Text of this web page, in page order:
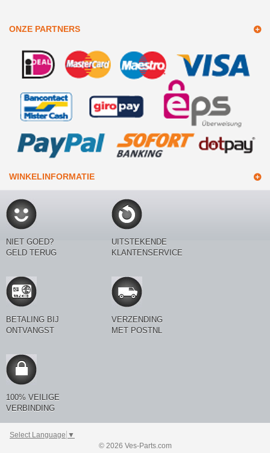
ONZE PARTNERS
WINKELINFORMATIE
NIET GOED?
GELD TERUG
UITSTEKENDE
KLANTENSERVICE
BETALING BIJ
ONTVANGST
VERZENDING
MET POSTNL
100% VEILIGE
VERBINDING
Select Language ▼
© 2026 Ves-Parts.com